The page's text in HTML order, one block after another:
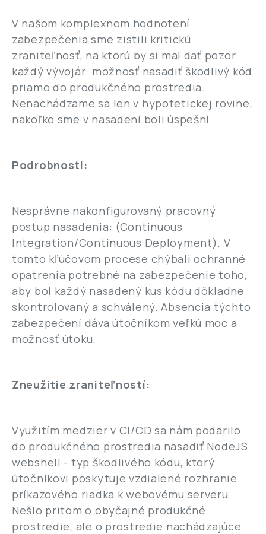
V našom komplexnom hodnotení
zabezpečenia sme zistili kritickú
zraniteľnosť, na ktorú by si mal dať pozor
každý vývojár: možnosť nasadiť škodlivý kód
priamo do produkčného prostredia.
Nenachádzame sa len v hypotetickej rovine,
nakoľko sme v nasadení boli úspešní.
Podrobnosti:
Nesprávne nakonfigurovaný pracovný
postup nasadenia: (Continuous
Integration/Continuous Deployment). V
tomto kľúčovom procese chýbali ochranné
opatrenia potrebné na zabezpečenie toho,
aby bol každý nasadený kus kódu dôkladne
skontrolovaný a schválený. Absencia týchto
zabezpečení dáva útočníkom veľkú moc a
možnosť útoku.
Zneužitie zraniteľností:
Využitím medzier v CI/CD sa nám podarilo
do produkčného prostredia nasadiť NodeJS
webshell - typ škodlivého kódu, ktorý
útočníkovi poskytuje vzdialené rozhranie
príkazového riadka k webovému serveru.
Nešlo pritom o obyčajné produkčné
prostredie, ale o prostredie nachádzajúce